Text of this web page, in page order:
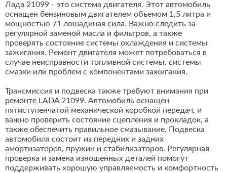
Лада 21099 - это система двигателя. Этот автомобиль
оснащен бензиновым двигателем объемом 1,5 литра и
мощностью 71 лошадиная сила. Важно следить за
регулярной заменой масла и фильтров, а также
проверять состояние системы охлаждения и системы
зажигания. Ремонт двигателя может потребоваться в
случае неисправности топливной системы, системы
смазки или проблем с компонентами зажигания.
Трансмиссия и подвеска также требуют внимания при
ремонте LADA 21099. Автомобиль оснащен
пятиступенчатой механической коробкой передач, и
важно проверить состояние сцепления и прокладок, а
также обеспечить правильное смазывание. Подвеска
автомобиля состоит из передних и задних
амортизаторов, пружин и стабилизаторов. Регулярная
проверка и замена изношенных деталей помогут
поддерживать хорошую управляемость и комфортность